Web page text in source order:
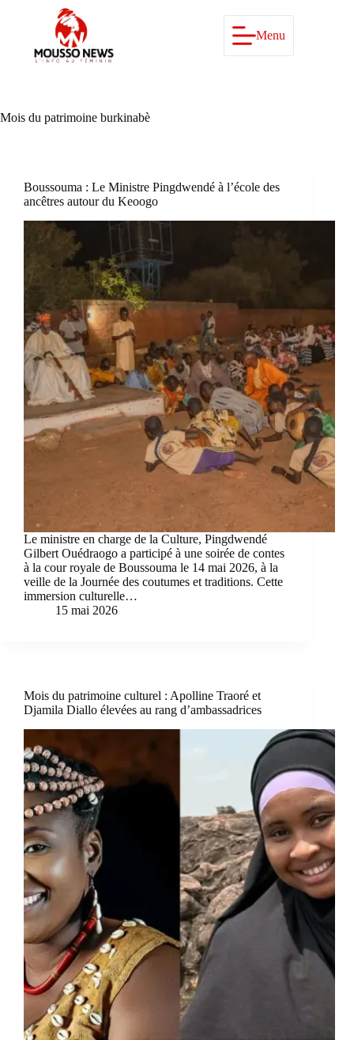
Menu
Mois du patrimoine burkinabè
Boussouma : Le Ministre Pingdwendé à l’école des
ancêtres autour du Keoogo
Le ministre en charge de la Culture, Pingdwendé
Gilbert Ouédraogo a participé à une soirée de contes
à la cour royale de Boussouma le 14 mai 2026, à la
veille de la Journée des coutumes et traditions. Cette
immersion culturelle…
15 mai 2026
Mois du patrimoine culturel : Apolline Traoré et
Djamila Diallo élevées au rang d’ambassadrices